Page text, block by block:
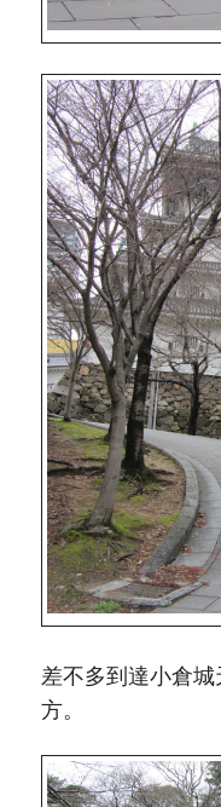
差不多到達小倉
方。